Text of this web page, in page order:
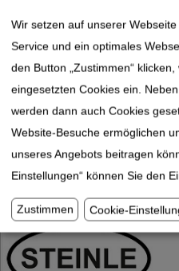
STEINLE
STEINLE
Wir setzen auf unserer
Service und ein optimales
den Button „Zustimmen“
eingesetzten Cookies ein.
werden dann auch Cookies
Website-Besuche ermöglichen
unseres Angebots beitragen
Einstellungen“ können Sie den
Zustimmen Cookie-